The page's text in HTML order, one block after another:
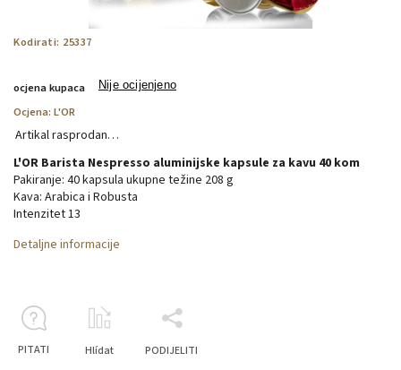
Kodirati: 25337
ocjena kupaca Nije ocijenjeno
Ocjena: L'OR
Artikal rasprodan…
L'OR Barista Nespresso aluminijske kapsule za kavu 40 kom
Pakiranje: 40 kapsula ukupne težine 208 g
Kava: Arabica i Robusta
Intenzitet 13
Detaljne informacije
PITATI Hlídat PODIJELITI